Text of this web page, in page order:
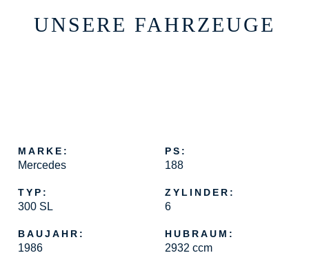
UNSERE FAHRZEUGE
MARKE:
Mercedes
TYP:
300 SL
BAUJAHR:
1986
PS:
188
ZYLINDER:
6
HUBRAUM:
2932 ccm